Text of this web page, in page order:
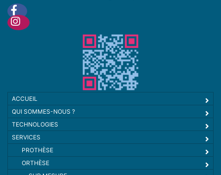
ACCUEIL
QUI SOMMES-NOUS ?
TECHNOLOGIES
SERVICES
PROTHÈSE
ORTHÈSE